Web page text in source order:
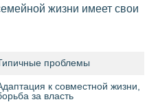
жизни имеет свои
проблемы
к совместной жизни,
за власть